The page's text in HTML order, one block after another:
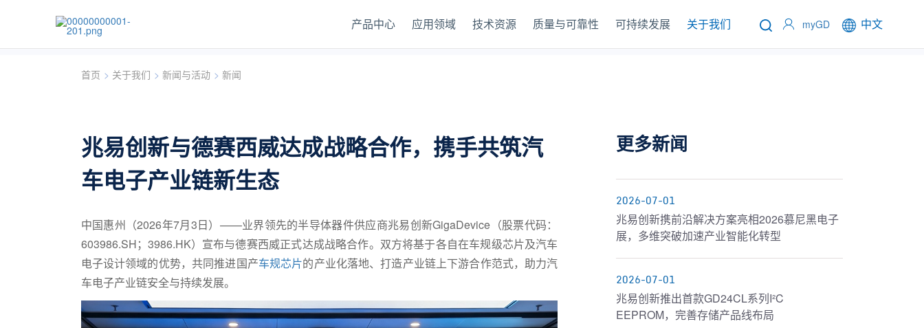
产品中心 应用领域 技术资源 质量与可靠性 可持续发展 关于我们 myGD 中文
首页 > 关于我们 > 新闻与活动 > 新闻
兆易创新与德赛西威达成战略合作，携手共筑汽
车电子产业链新生态
中国惠州（2026年7月3日）——业界领先的半导体器件供应商兆易创新GigaDevice（股票代码：
603986.SH；3986.HK）宣布与德赛西威正式达成战略合作。双方将基于各自在车规级芯片及汽车
电子设计领域的优势，共同推进国产车规芯片的产业化落地、打造产业链上下游合作范式，助力汽
车电子产业链安全与持续发展。
更多新闻
2026-07-01
兆易创新携前沿解决方案亮相2026慕尼黑电子
展，多维突破加速产业智能化转型
2026-07-01
兆易创新推出首款GD24CL系列I²C
EEPROM，完善存储产品线布局